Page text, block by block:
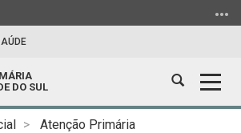
DO SUL
Abrir
Atenção Primária